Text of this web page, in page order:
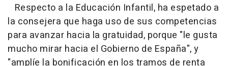
Respecto a la Educación Infantil, ha espetado a
la consejera que haga uso de sus competencias
para avanzar hacia la gratuidad, porque "le gusta
mucho mirar hacia el Gobierno de España", y
"amplíe la bonificación en los tramos de renta